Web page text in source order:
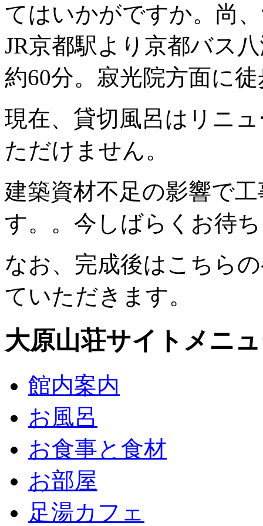
てはいかがですか。尚
JR京都駅より京都バス
約60分。寂光院方面に
現在、貸切風呂はリニ
ただけません。
建築資材不足の影響で
す。。今しばらくお待
なお、完成後はこちら
ていただきます。
大原山荘サイトメニ
館内案内
お風呂
お食事と食材
お部屋
足湯カフェ